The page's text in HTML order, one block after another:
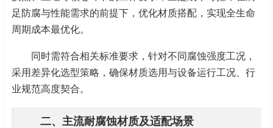
足防腐与性能需求的前提下，优化材质搭配，实现全生命
周期成本最优化。
同时需符合相关标准要求，针对不同腐蚀强度工况，
采用差异化选型策略，确保材质选用与设备运行工况、行
业规范高度契合。
二、主流耐腐蚀材质及适配场景